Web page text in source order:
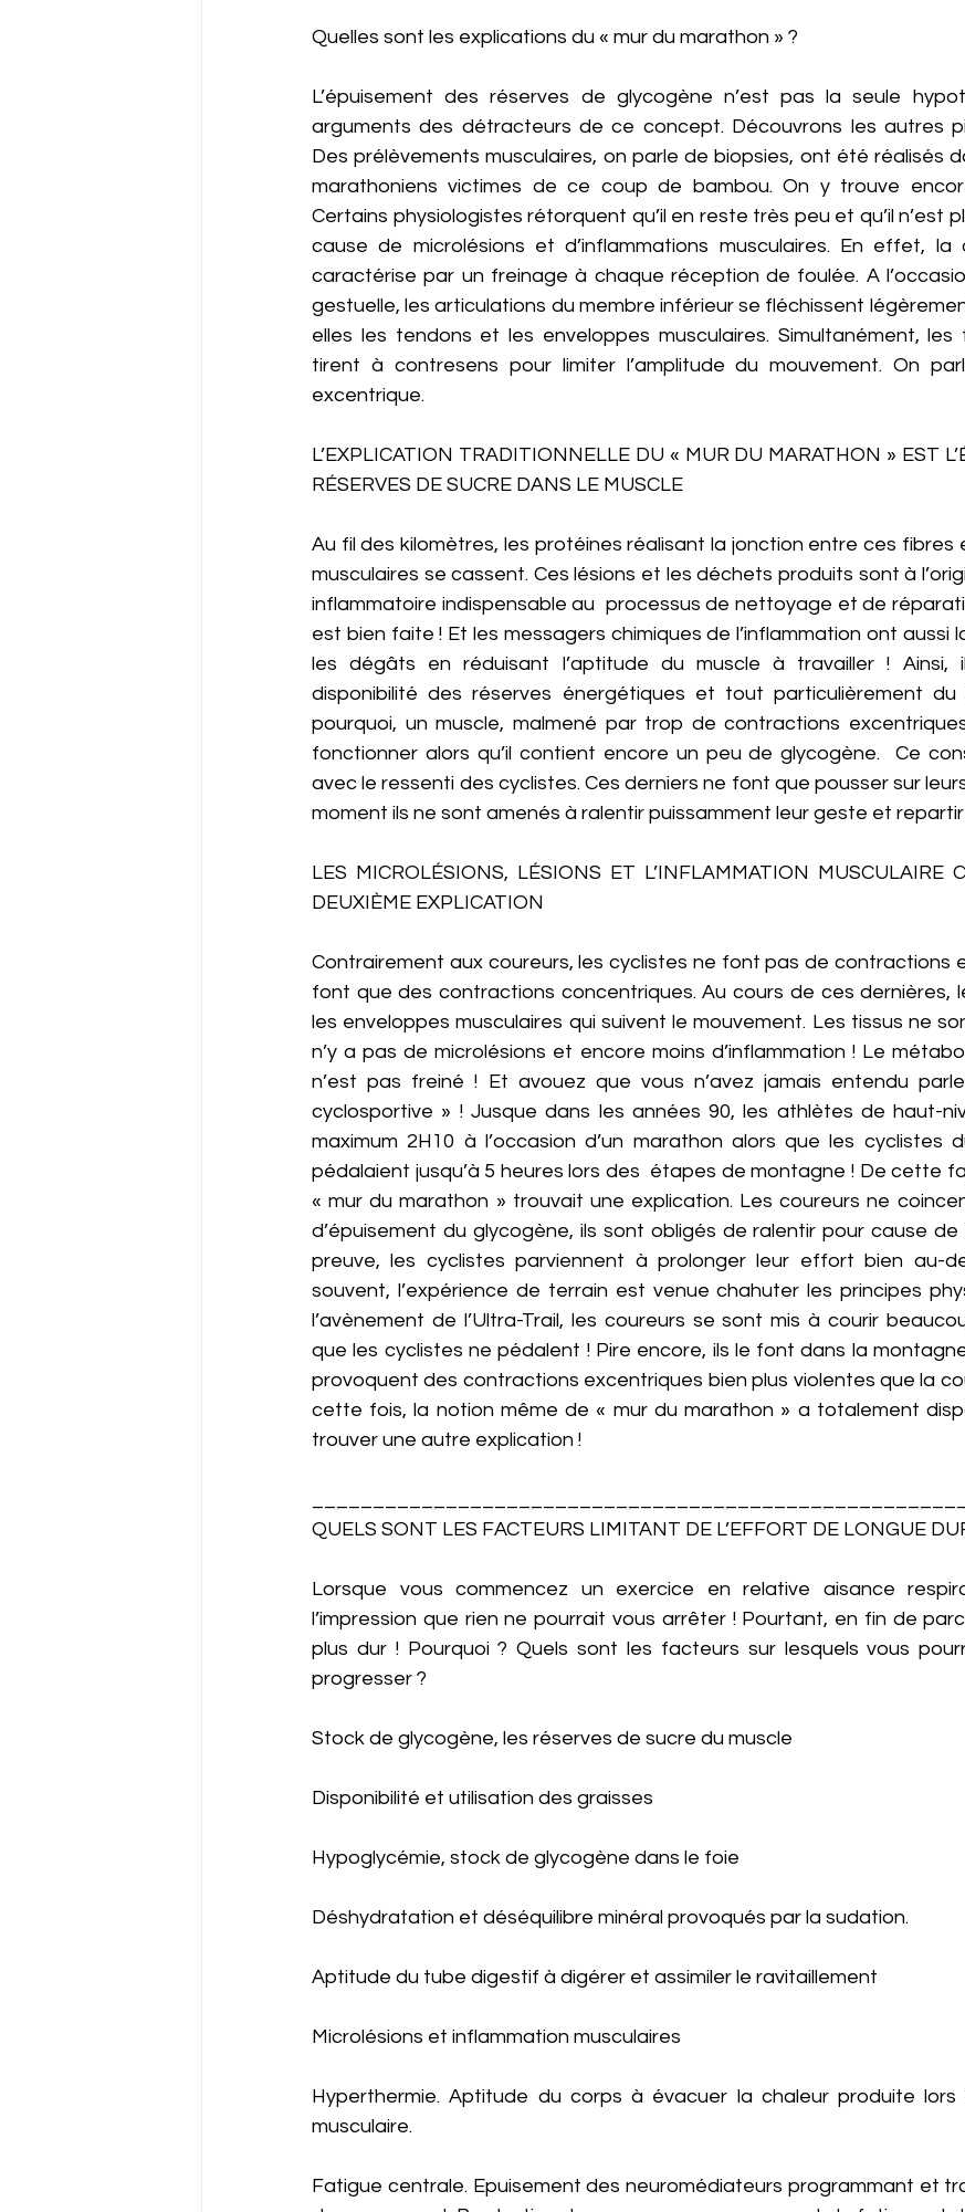
Quelles sont les explications du « mur du marathon » ?
L’épuisement des réserves de glycogène n’est pas la seule
arguments des détracteurs de ce concept. Découvrons les autres
Des prélèvements musculaires, on parle de biopsies, ont été réalisés
marathoniens victimes de ce coup de bambou. On y trouve
Certains physiologistes rétorquent qu’il en reste très peu et qu’il n’est
cause de microlésions et d’inflammations musculaires. En effet,
caractérise par un freinage à chaque réception de foulée. A
gestuelle, les articulations du membre inférieur se fléchissent
elles les tendons et les enveloppes musculaires. Simultanément, les
tirent à contresens pour limiter l’amplitude du mouvement. On
excentrique.
L’EXPLICATION TRADITIONNELLE DU « MUR DU MARATHON » EST
RÉSERVES DE SUCRE DANS LE MUSCLE
Au fil des kilomètres, les protéines réalisant la jonction entre ces fibres
musculaires se cassent. Ces lésions et les déchets produits sont à
inflammatoire indispensable au  processus de nettoyage et de
est bien faite ! Et les messagers chimiques de l’inflammation ont aussi
les dégâts en réduisant l’aptitude du muscle à travailler ! Ainsi,
disponibilité des réserves énergétiques et tout particulièrement du
pourquoi, un muscle, malmené par trop de contractions
fonctionner alors qu’il contient encore un peu de glycogène.  Ce
avec le ressenti des cyclistes. Ces derniers ne font que pousser sur
moment ils ne sont amenés à ralentir puissamment leur geste et repartir
LES MICROLÉSIONS, LÉSIONS ET L’INFLAMMATION MUSCULAIRE
DEUXIÈME EXPLICATION
Contrairement aux coureurs, les cyclistes ne font pas de contractions
font que des contractions concentriques. Au cours de ces dernières,
les enveloppes musculaires qui suivent le mouvement. Les tissus ne
n’y a pas de microlésions et encore moins d’inflammation ! Le
n’est pas freiné ! Et avouez que vous n’avez jamais entendu
cyclosportive » ! Jusque dans les années 90, les athlètes de haut-
maximum 2H10 à l’occasion d’un marathon alors que les cyclistes
pédalaient jusqu’à 5 heures lors des  étapes de montagne ! De cette
« mur du marathon » trouvait une explication. Les coureurs ne
d’épuisement du glycogène, ils sont obligés de ralentir pour cause de
preuve, les cyclistes parviennent à prolonger leur effort bien au-
souvent, l’expérience de terrain est venue chahuter les principes
l’avènement de l’Ultra-Trail, les coureurs se sont mis à courir
que les cyclistes ne pédalent ! Pire encore, ils le font dans la
provoquent des contractions excentriques bien plus violentes que la
cette fois, la notion même de « mur du marathon » a totalement
trouver une autre explication !
QUELS SONT LES FACTEURS LIMITANT DE L’EFFORT DE LONGUE
Lorsque vous commencez un exercice en relative aisance
l’impression que rien ne pourrait vous arrêter ! Pourtant, en fin de
plus dur ! Pourquoi ? Quels sont les facteurs sur lesquels vous
progresser ?
Stock de glycogène, les réserves de sucre du muscle
Disponibilité et utilisation des graisses
Hypoglycémie, stock de glycogène dans le foie
Déshydratation et déséquilibre minéral provoqués par la sudation.
Aptitude du tube digestif à digérer et assimiler le ravitaillement
Microlésions et inflammation musculaires
Hyperthermie. Aptitude du corps à évacuer la chaleur produite
musculaire.
Fatigue centrale. Epuisement des neuromédiateurs programmant et